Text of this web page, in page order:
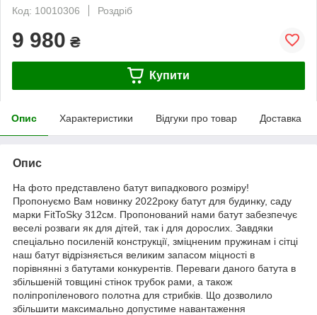
Код: 10010306
Роздріб
9 980 ₴
Купити
Опис Характеристики Відгуки про товар Доставка
Опис
На фото представлено батут випадкового розміру!
Пропонуємо Вам новинку 2022року батут для будинку, саду
марки FitToSky 312см. Пропонований нами батут забезпечує
веселі розваги як для дітей, так і для дорослих. Завдяки
спеціально посиленій конструкції, зміцненим пружинам і сітці
наш батут відрізняється великим запасом міцності в
порівнянні з батутами конкурентів. Переваги даного батута в
збільшеній товщині стінок трубок рами, а також
поліпропіленового полотна для стрибків. Що дозволило
збільшити максимально допустиме навантаження